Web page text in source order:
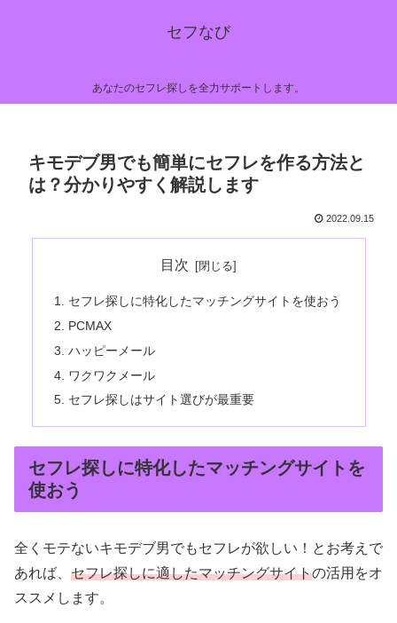
セフなび
あなたのセフレ探しを全力サポートします。
キモデブ男でも簡単にセフレを作る方法と
は？分かりやすく解説します
2022.09.15
目次
セフレ探しに特化したマッチングサイトを使おう
PCMAX
ハッピーメール
ワクワクメール
セフレ探しはサイト選びが最重要
セフレ探しに特化したマッチングサイトを
使おう
全くモテないキモデブ男でもセフレが欲しい！とお考えで
あれば、 セフレ探しに適したマッチングサイトの活用をオ
ススメします。